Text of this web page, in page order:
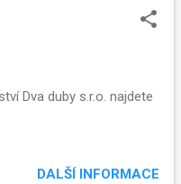
Dva duby s.r.o. najdete
DALŠÍ INFORMACE